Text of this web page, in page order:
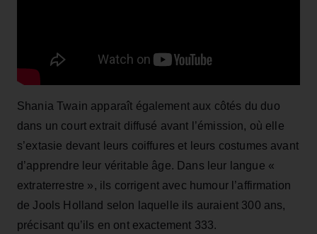
Shania Twain apparaît également aux côtés du duo
dans un court extrait diffusé avant l’émission, où elle
s’extasie devant leurs coiffures et leurs costumes avant
d’apprendre leur véritable âge. Dans leur langue «
extraterrestre », ils corrigent avec humour l’affirmation
de Jools Holland selon laquelle ils auraient 300 ans,
précisant qu’ils en ont exactement 333.